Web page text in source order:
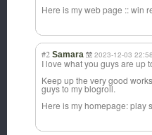
Here is my web page :: win
#2 Samara 2023-12-03 22:58
I love what you guys are up
Keep up the very good
guys to my blogroll.
Here is my homepage: play